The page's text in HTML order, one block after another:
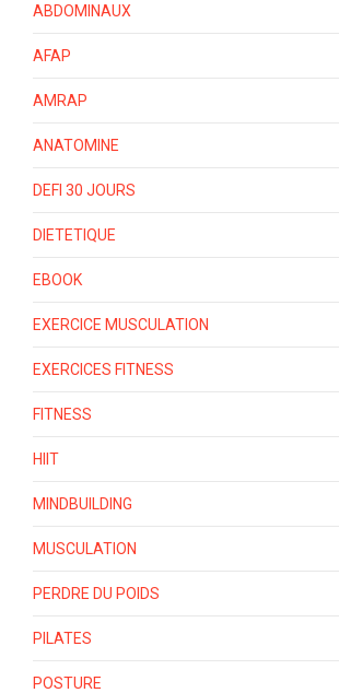
ABDOMINAUX
AFAP
AMRAP
ANATOMINE
DEFI 30 JOURS
DIETETIQUE
EBOOK
EXERCICE MUSCULATION
EXERCICES FITNESS
FITNESS
HIIT
MINDBUILDING
MUSCULATION
PERDRE DU POIDS
PILATES
POSTURE